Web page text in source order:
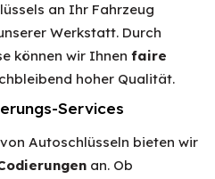
an Ihr Fahrzeug
Werkstatt. Durch
können wir Ihnen faire
hoher Qualität.
Services
Autoschlüsseln bieten wir
an. Ob